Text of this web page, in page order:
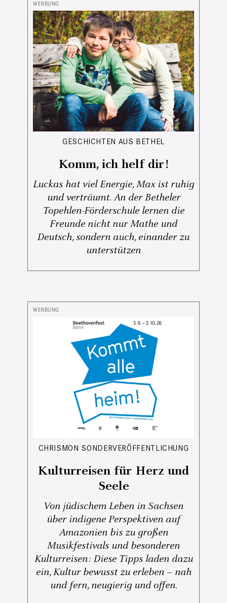
GESCHICHTEN AUS BETHEL
Komm, ich helf dir!
Luckas hat viel Energie, Max ist ruhig
und verträumt. An der Betheler
Topehlen-Förderschule lernen die
Freunde nicht nur Mathe und
Deutsch, sondern auch, einander zu
unterstützen
CHRISMON SONDERVERÖFFENTLICHUNG
Kulturreisen für Herz und
Seele
Von jüdischem Leben in Sachsen
über indigene Perspektiven auf
Amazonien bis zu großen
Musikfestivals und besonderen
Kulturreisen: Diese Tipps laden dazu
ein, Kultur bewusst zu erleben – nah
und fern, neugierig und offen.